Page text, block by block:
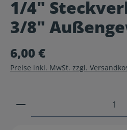
Durchschnittliche Bewertung von
1/4"
3/8"
6,00 €
Preise inkl. MwSt. zzgl.
Produkt Anzahl: Gib den